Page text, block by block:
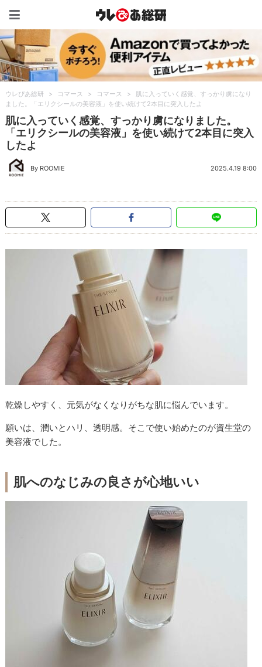
ウレぴあ総研 > コマース > コマース >
肌に入っていく感覚、すっかり虜になり
ました。「エリクシールの美容液」を使い続けて2本目に突入したよ
肌に入っていく感覚、すっかり虜になりました。
「エリクシールの美容液」を使い続けて2本目に突入
したよ
By ROOMIE 2025.4.19 8:00
乾燥しやすく、元気がなくなりがちな肌に悩んでいます。
願いは、潤いとハリ、透明感。そこで使い始めたのが資生堂の
美容液でした。
肌へのなじみの良さが心地いい